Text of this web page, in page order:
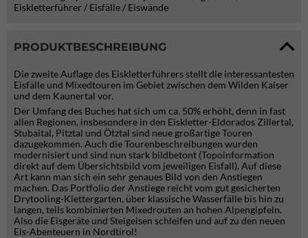
Eiskletterführer / Eisfälle / Eiswände
PRODUKTBESCHREIBUNG
Die zweite Auflage des Eiskletterführers stellt die interessantesten
Eisfälle und Mixedtouren im Gebiet zwischen dem Wilden Kaiser
und dem Kaunertal vor.
Der Umfang des Buches hat sich um ca. 50% erhöht, denn in fast
allen Regionen, insbesondere in den Eiskletter-Eldorados Zillertal,
Stubaital, Pitztal und Ötztal sind neue großartige Touren
dazugekommen. Auch die Tourenbeschreibungen wurden
modernisiert und sind nun stark bildbetont (Topoinformation
direkt auf dem Übersichtsbild vom jeweiligen Eisfall). Auf diese
Art kann man sich ein sehr genaues Bild von den Anstiegen
machen. Das Portfolio der Anstiege reicht vom gut gesicherten
Drytooling-Klettergarten, über klassische Wasserfälle bis hin zu
langen, teils kombinierten Mixedrouten an hohen Alpengipfeln.
Also die Eisgeräte und Steigeisen schleifen und auf zu den neuen
Eis-Abenteuern in Nordtirol!